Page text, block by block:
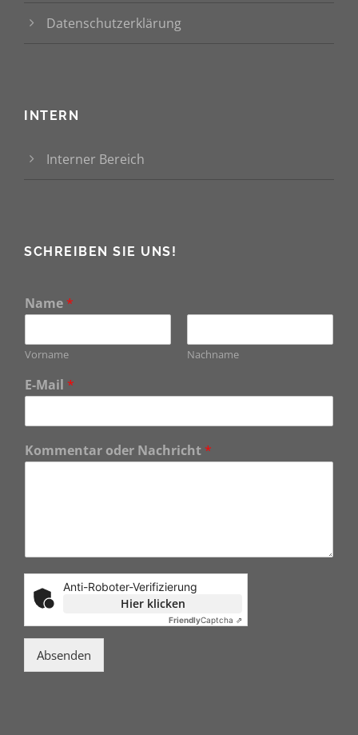
Datenschutzerklärung
INTERN
Interner Bereich
SCHREIBEN SIE UNS!
Name *
Vorname Nachname
E-Mail *
Kommentar oder Nachricht *
Anti-Roboter-Verifizierung
Hier klicken
FriendlyCaptcha ⇗
Absenden